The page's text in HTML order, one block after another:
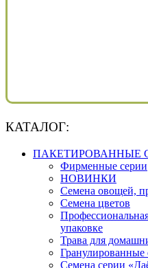
КАТАЛОГ:
ПАКЕТИРОВАННЫЕ
Фирменные серии
НОВИНКИ
Семена овощей,
Семена цветов
упаковке
Трава для
Гранулированные
Семена серии